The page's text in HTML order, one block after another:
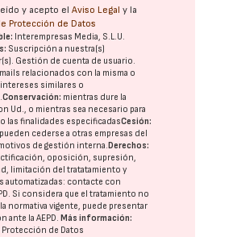
y acepto elAviso Legal y la
Protección de Datos
Interempresas Media, S.L.U.
Suscripción a nuestra(s)
Gestión de cuenta de usuario.
relacionados con la misma o
similares o
Conservación: mientras dure la
Ud., o mientras sea necesario para
las finalidades especificadasCesión:
cederse a otras empresas del
de gestión interna. Derechos:
oposición, supresión,
limitación del tratatamiento y
automatizadas: contacte con
. Si considera que el tratamiento no
la normativa vigente, puede presentar
ante laAEPD. Más información:
Protección de Datos